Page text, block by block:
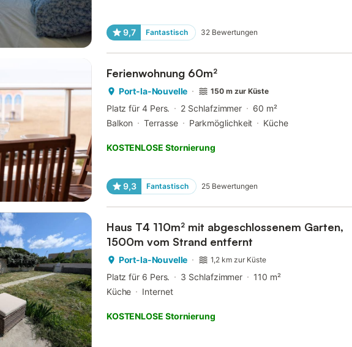
9,7 Fantastisch 32 Bewertungen
Ferienwohnung 60m²
Port-la-Nouvelle 150 m zur Küste
Platz für 4 Pers. 2 Schlafzimmer
60 m²
Balkon
Terrasse Parkmöglichkeit Küche
KOSTENLOSE Stornierung
9,3 Fantastisch 25 Bewertungen
Haus T4 110m² mit abgeschlossenem Garten,
1500m vom Strand entfernt
Port-la-Nouvelle 1,2 km zur Küste
Platz für 6 Pers. 3 Schlafzimmer
110 m²
Küche
Internet
KOSTENLOSE Stornierung